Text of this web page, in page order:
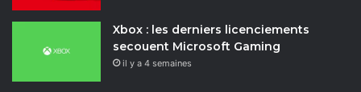
Xbox : les derniers licenciements
secouent Microsoft Gaming
il y a 4 semaines